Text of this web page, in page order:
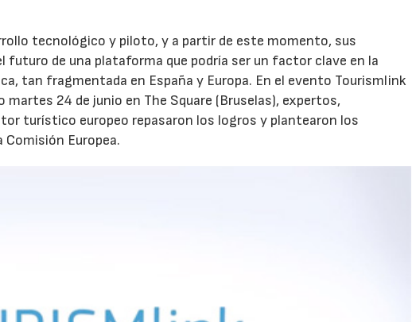
tecnológico y piloto, y a partir de este momento, sus
futuro de una plataforma que podría ser un factor clave en la
tan fragmentada en España y Europa. En el evento Tourismlink
martes 24 de junio en The Square (Bruselas), expertos,
turístico europeo repasaron los logros y plantearon los
Europea.
04/06/2026 02/07/2026